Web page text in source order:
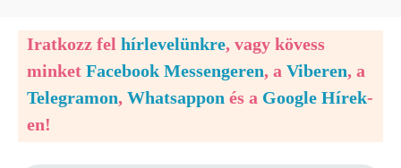
Iratkozz fel hírlevelünkre, vagy kövess
minket Facebook Messengeren, a Viberen, a
Telegramon, Whatsappon és a Google Hírek-
en!